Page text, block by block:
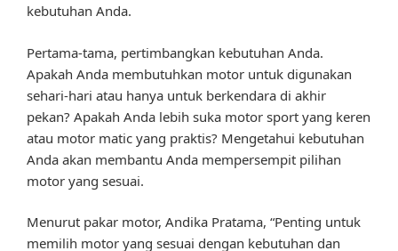
kebutuhan Anda.
Pertama-tama, pertimbangkan kebutuhan Anda.
Apakah Anda membutuhkan motor untuk digunakan
sehari-hari atau hanya untuk berkendara di akhir
pekan? Apakah Anda lebih suka motor sport yang keren
atau motor matic yang praktis? Mengetahui kebutuhan
Anda akan membantu Anda mempersempit pilihan
motor yang sesuai.
Menurut pakar motor, Andika Pratama, “Penting untuk
memilih motor yang sesuai dengan kebutuhan dan